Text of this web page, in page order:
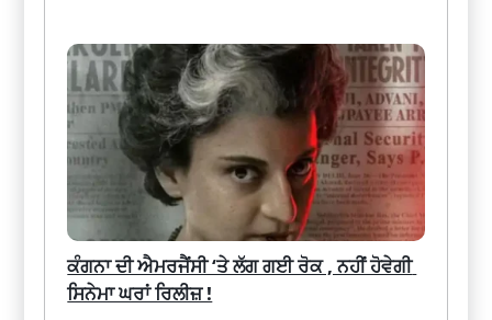
ਕੰਗਨਾ ਦੀ ਐਮਰਜੈਂਸੀ ‘ਤੇ ਲੱਗ ਗਈ ਰੋਕ , ਨਹੀਂ ਹੋਵੇਗੀ
ਸਿਨੇਮਾ ਘਰਾਂ ਰਿਲੀਜ਼ !